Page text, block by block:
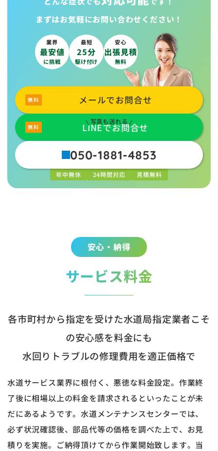
まずはお気軽にお問い合わせください！
業界
最安値
に挑戦
最短
25分
駆け付け
安心
出張見積
無料
メールでお問合せ
写真も送れる
LINEでお問合せ
050-1881-4853
年中無休 24時間対応 見積無料
安心・納得
サービス料金
各市町村から指定を受けた水道局指定業者こそ
の安心感を料金にも
水回りトラブルの修理費用を適正価格で
水道サービス業界に根付く、悪徳な料金設定。作業終
了後に相場以上の料金を請求されるといったことが未
だにあるようです。水道メンテナンスセンターでは、
必ず状況確認後、部品代等の価格を調べた上で、お見
積りを実施。ご納得頂けてから作業開始致します。当